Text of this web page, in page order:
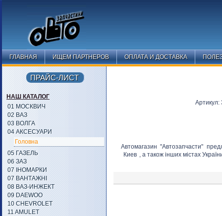
ГЛАВНАЯ ИЩЕМ ПАРТНЕРОВ ОПЛАТА И ДОСТАВКА
Автомагазин "Автозапчасти"
Киев , а також інших містах
ПРАЙС-ЛИСТ
НАШ КАТАЛОГ
01 МОСКВИЧ
02 ВАЗ
03 ВОЛГА
04 АКСЕСУАРИ
Головна
05 ГАЗЕЛЬ
06 ЗАЗ
07 ІНОМАРКИ
07 ВАНТАЖНІ
08 ВАЗ-ИНЖЕКТ
09 DAEWOO
10 CHEVROLET
11 AMULET